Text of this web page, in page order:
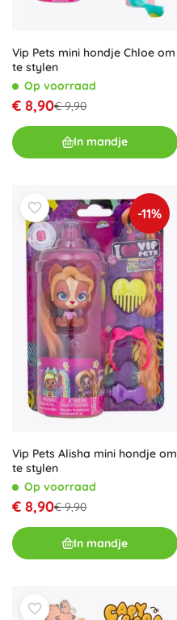
Vip Pets mini hondje Chloe om
te stylen
Op voorraad
€ 8,90€ 9,90
In mandje
-11%
Vip Pets Alisha mini hondje om
te stylen
Op voorraad
€ 8,90€ 9,90
In mandje